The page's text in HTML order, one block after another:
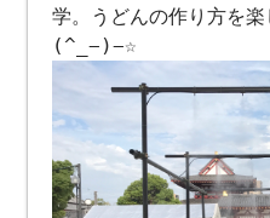
学。うどんの作り方を
(^_−)−☆